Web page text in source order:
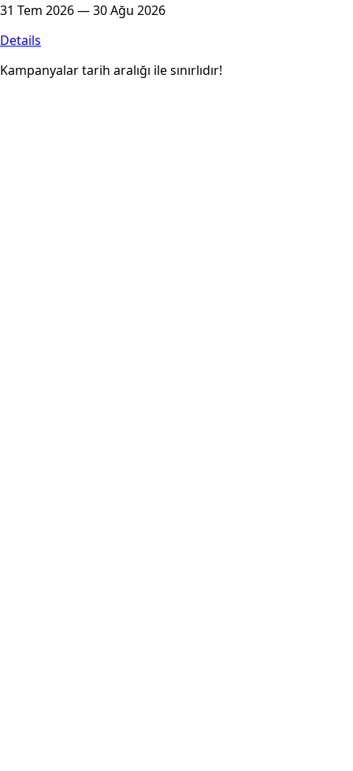
31 Tem 2026 — 30 Ağu 2026
Details
Kampanyalar tarih aralığı ile sınırlıdır!